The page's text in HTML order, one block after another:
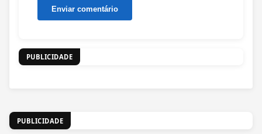
PUBLICIDADE
PUBLICIDADE